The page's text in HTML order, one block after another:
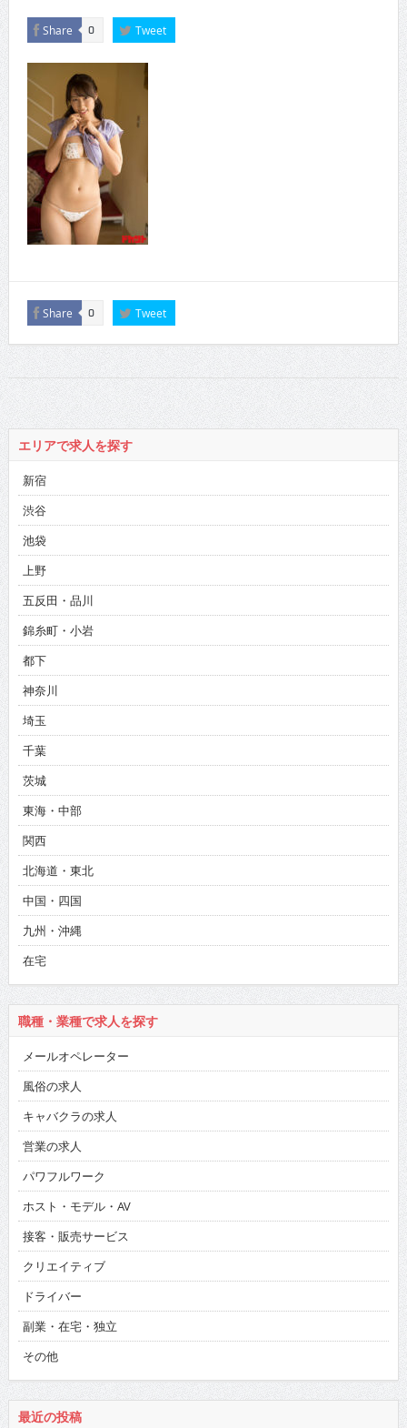
Share 0 Tweet
Share 0 Tweet
エリアで求人を探す
新宿
渋谷
池袋
上野
五反田・品川
錦糸町・小岩
都下
神奈川
埼玉
千葉
茨城
東海・中部
関西
北海道・東北
中国・四国
九州・沖縄
在宅
職種・業種で求人を探す
メールオペレーター
風俗の求人
キャバクラの求人
営業の求人
パワフルワーク
ホスト・モデル・AV
接客・販売サービス
クリエイティブ
ドライバー
副業・在宅・独立
その他
最近の投稿